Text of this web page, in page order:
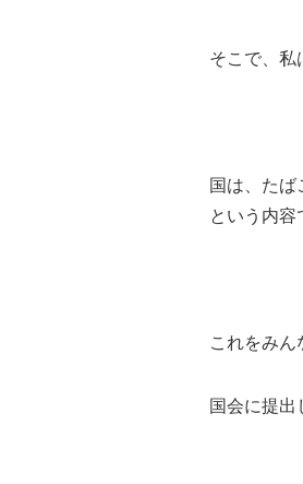
そこで、私
国は、たば
という内容
これをみん
国会に提出